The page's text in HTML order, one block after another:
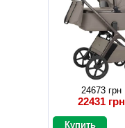
24673 грн
22431 грн